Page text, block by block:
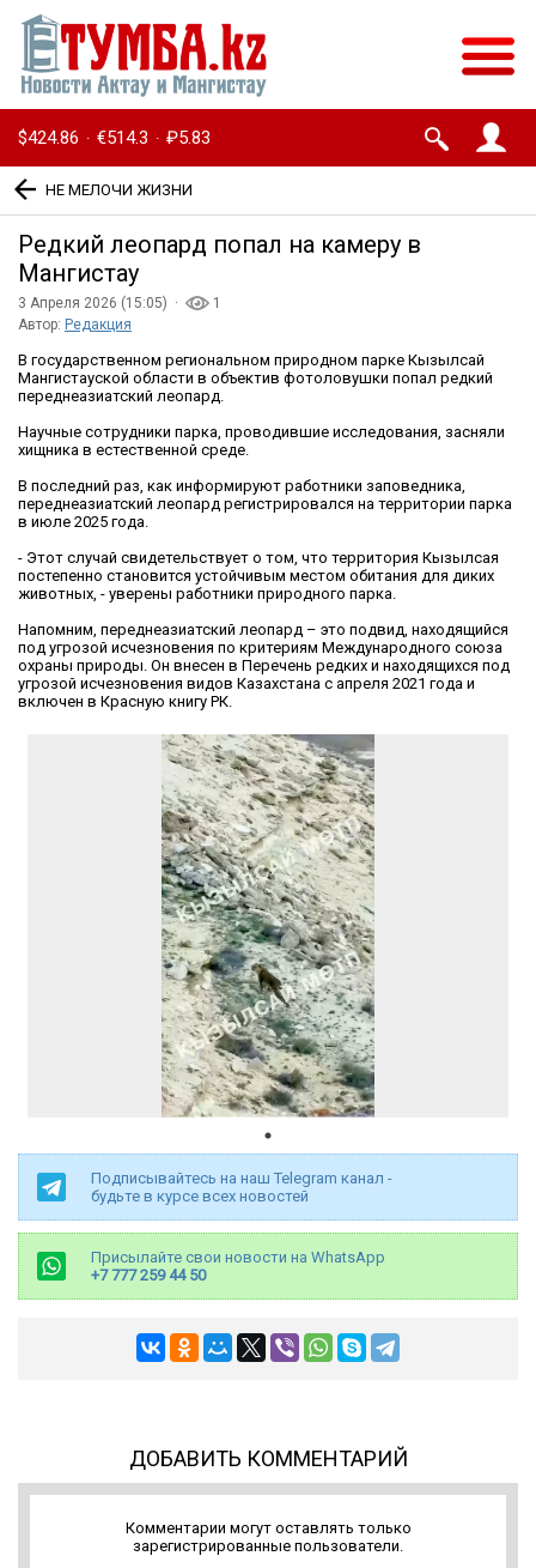
$424.86 · €514.3 · ₽5.83
НЕ МЕЛОЧИ ЖИЗНИ
Редкий леопард попал на камеру в
Мангистау
3 Апреля 2026 (15:05) ·
1
Автор: Редакция
В государственном региональном природном парке Кызылсай
Мангистауской области в объектив фотоловушки попал редкий
переднеазиатский леопард.
Научные сотрудники парка, проводившие исследования, засняли
хищника в естественной среде.
В последний раз, как информируют работники заповедника,
переднеазиатский леопард регистрировался на территории парка
в июле 2025 года.
- Этот случай свидетельствует о том, что территория Кызылсая
постепенно становится устойчивым местом обитания для диких
животных, - уверены работники природного парка.
Напомним, переднеазиатский леопард – это подвид, находящийся
под угрозой исчезновения по критериям Международного союза
охраны природы. Он внесен в Перечень редких и находящихся под
угрозой исчезновения видов Казахстана с апреля 2021 года и
включен в Красную книгу РК.
Подписывайтесь на наш Telegram канал -
будьте в курсе всех новостей
Присылайте свои новости на WhatsApp
+7 777 259 44 50
ДОБАВИТЬ КОММЕНТАРИЙ
Комментарии могут оставлять только
зарегистрированные пользователи.